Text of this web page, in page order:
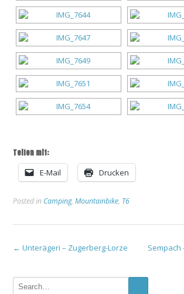
Teilen mit:
E-Mail
Drucken
Posted in Camping, Mountainbike, T6
Post
navigation
← Unterägeri – Zugerberg-Lorze Sempach